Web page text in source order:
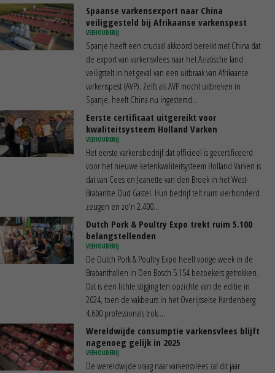
Spaanse varkensexport naar China
veiliggesteld bij Afrikaanse varkenspest
VEEHOUDERIJ
Spanje heeft een cruciaal akkoord bereikt met China dat
de export van varkensvlees naar het Aziatische land
veiligstelt in het geval van een uitbraak van Afrikaanse
varkenspest (AVP). Zelfs als AVP mocht uitbreken in
Spanje, heeft China nu ingestemd...
Eerste certificaat uitgereikt voor
kwaliteitsysteem Holland Varken
VEEHOUDERIJ
Het eerste varkensbedrijf dat officieel is gecertificeerd
voor het nieuwe ketenkwaliteitsysteem Holland Varken is
dat van Cees en Jeanette van den Broek in het West-
Brabantse Oud Gastel. Hun bedrijf telt ruim vierhonderd
zeugen en zo'n 2.400...
Dutch Pork & Poultry Expo trekt ruim 5.100
belangstellenden
VEEHOUDERIJ
De Dutch Pork & Poultry Expo heeft vorige week in de
Brabanthallen in Den Bosch 5.154 bezoekers getrokken.
Dat is een lichte stijging ten opzichte van de editie in
2024, toen de vakbeurs in het Overijsselse Hardenberg
4.600 professionals trok....
Wereldwijde consumptie varkensvlees blijft
nagenoeg gelijk in 2025
VEEHOUDERIJ
De wereldwijde vraag naar varkensvlees zal dit jaar